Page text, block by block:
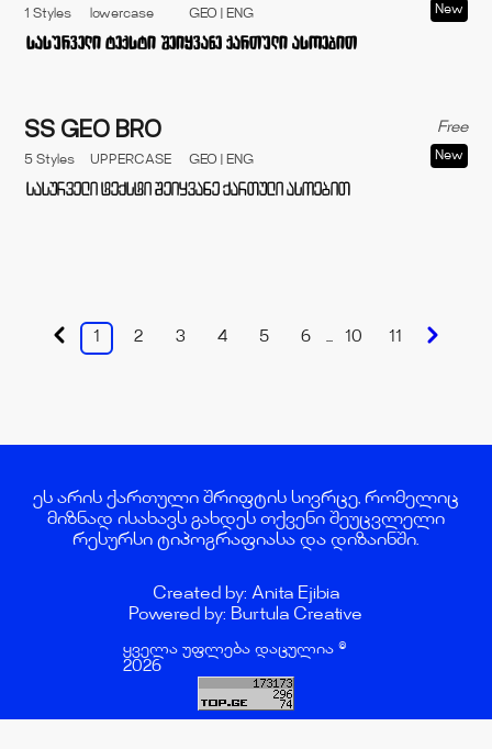
New
1 Styles lowercase GEO | ENG
SS GEO BRO Free
New
5 Styles UPPERCASE GEO | ENG
1 2 3 4 5 6 ... 10 11
ეს არის ქართული შრიფტის სივრცე, რომელიც
მიზნად ისახავს გახდეს თქვენი შეუცვლელი
რესურსი ტიპოგრაფიასა და დიზაინში.
Created by: Anita Ejibia
Powered by: Burtula Creative
ყველა უფლება დაცულია ©
2026